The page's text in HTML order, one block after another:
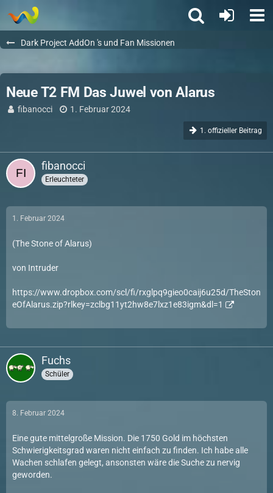
Dark Project AddOn 's und Fan Missionen
Neue T2 FM Das Juwel von Alarus
fibanocci 1. Februar 2024
1. offizieller Beitrag
fibanocci
Erleuchteter
1. Februar 2024
(The Stone of Alarus)
von Intruder
https://www.dropbox.com/scl/fi/rxglpq9gieo0caij6u25d/TheSton
eOfAlarus.zip?rlkey=zclbg11yt2hw8e7lxz1e83igm&dl=1
Fuchs
Schüler
8. Februar 2024
Eine gute mittelgroße Mission. Die 1750 Gold im höchsten
Schwierigkeitsgrad waren nicht einfach zu finden. Ich habe alle
Wachen schlafen gelegt, ansonsten wäre die Suche zu nervig
geworden.